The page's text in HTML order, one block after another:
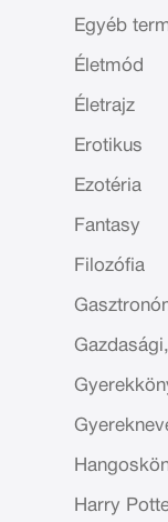
Egyéb
Életmód
Életrajz
Erotikus
Ezotéria
Fantasy
Filozófia
Harry